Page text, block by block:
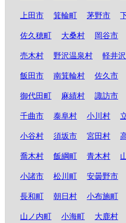
上田市 箕輪町 茅野市
佐久穂町 大桑村 岡谷市
売木村 野沢温泉村 軽井
飯田市 南箕輪村 佐久市
御代田町 麻績村 諏訪市
千曲市 泰阜村 小川村
小谷村 須坂市 宮田村
喬木村 飯綱町 青木村
小諸市 松川町 安曇野市
長和町 朝日村 小布施町
山ノ内町 小海町 大鹿村